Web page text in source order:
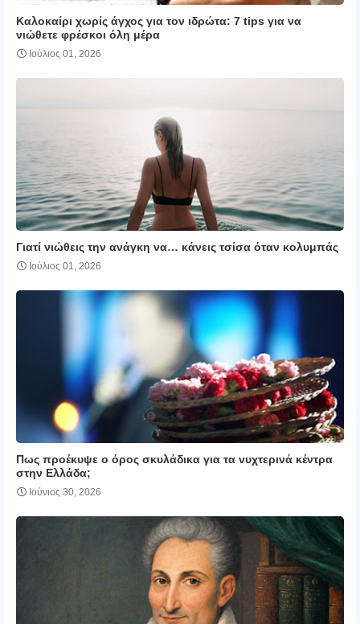
Καλοκαίρι χωρίς άγχος για τον ιδρώτα: 7 tips για να
νιώθετε φρέσκοι όλη μέρα
Ιούλιος 01, 2026
Γιατί νιώθεις την ανάγκη να… κάνεις τσίσα όταν κολυμπάς
Ιούλιος 01, 2026
Πως προέκυψε ο όρος σκυλάδικα για τα νυχτερινά κέντρα
στην Ελλάδα;
Ιούνιος 30, 2026